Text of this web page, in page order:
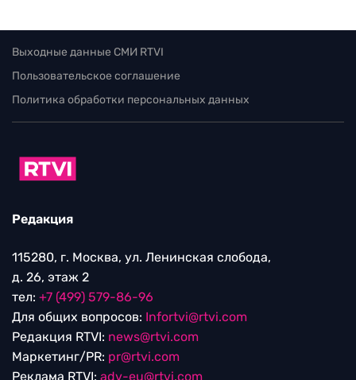
Выходные данные СМИ RTVI
Пользовательское соглашение
Политика обработки персональных данных
Редакция
115280, г. Москва, ул. Ленинская слобода,
д. 26, этаж 2
тел: +7 (499) 579-86-96
Для общих вопросов: Infortvi@rtvi.com
Редакция RTVI: news@rtvi.com
Маркетинг/PR: pr@rtvi.com
Реклама RTVI: adv-eu@rtvi.com